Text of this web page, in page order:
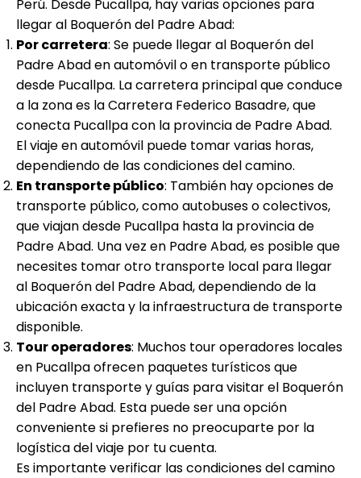
Perú. Desde Pucallpa, hay varias opciones para
llegar al Boquerón del Padre Abad:
Por carretera: Se puede llegar al Boquerón del
Padre Abad en automóvil o en transporte público
desde Pucallpa. La carretera principal que conduce
a la zona es la Carretera Federico Basadre, que
conecta Pucallpa con la provincia de Padre Abad.
El viaje en automóvil puede tomar varias horas,
dependiendo de las condiciones del camino.
En transporte público: También hay opciones de
transporte público, como autobuses o colectivos,
que viajan desde Pucallpa hasta la provincia de
Padre Abad. Una vez en Padre Abad, es posible que
necesites tomar otro transporte local para llegar
al Boquerón del Padre Abad, dependiendo de la
ubicación exacta y la infraestructura de transporte
disponible.
Tour operadores: Muchos tour operadores locales
en Pucallpa ofrecen paquetes turísticos que
incluyen transporte y guías para visitar el Boquerón
del Padre Abad. Esta puede ser una opción
conveniente si prefieres no preocuparte por la
logística del viaje por tu cuenta.
Es importante verificar las condiciones del camino